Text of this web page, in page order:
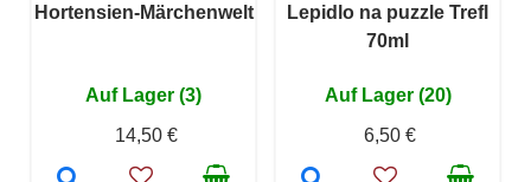
Hortensien-Märchenwelt
Auf Lager (3)
14,50 €
Lepidlo na puzzle Trefl
70ml
Auf Lager (20)
6,50 €